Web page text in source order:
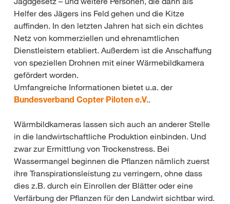
Helfer des Jägers ins Feld gehen und die Kitze
auffinden. In den letzten Jahren hat sich ein dichtes
Netz von kommerziellen und ehrenamtlichen
Dienstleistern etabliert. Außerdem ist die Anschaffung
von speziellen Drohnen mit einer Wärmebildkamera
gefördert worden.
Umfangreiche Informationen bietet u.a. der
Bundesverband Copter Piloten e.V..
Wärmbildkameras lassen sich auch an anderer Stelle
in die landwirtschaftliche Produktion einbinden. Und
zwar zur Ermittlung von Trockenstress. Bei
Wassermangel beginnen die Pflanzen nämlich zuerst
ihre Transpirationsleistung zu verringern, ohne dass
dies z.B. durch ein Einrollen der Blätter oder eine
Verfärbung der Pflanzen für den Landwirt sichtbar wird.